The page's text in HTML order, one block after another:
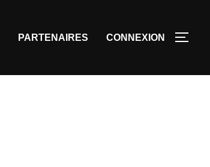
PARTENAIRES CONNEXION